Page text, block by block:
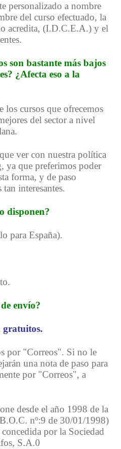
personalizado a nombre
del curso efectuado, la
acredita, (I.D.C.E.A.) y el
son bastante más bajos
¿Afecta eso a la
los cursos que ofrecemos
del sector a nivel
ver con nuestra política
ya que preferimos poder
forma, y de paso
interesantes.
disponen?
para España).
envío?
gratuitos.
por "Correos". Si no le
una nota de paso para
por "Correos", a
desde el año 1998 de la
nº:9 de 30/01/1998)
por la Sociedad
S.A.0